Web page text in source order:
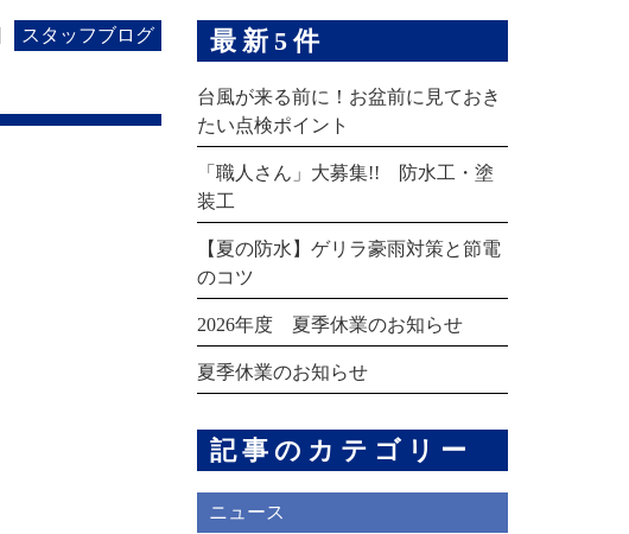
スタッフブログ 最新5件
台風が来る前に！お盆前に見ておき
たい点検ポイント
「職人さん」大募集!! 防水工・塗
装工
【夏の防水】ゲリラ豪雨対策と節電
のコツ
2026年度 夏季休業のお知らせ
夏季休業のお知らせ
記事のカテゴリー
ニュース